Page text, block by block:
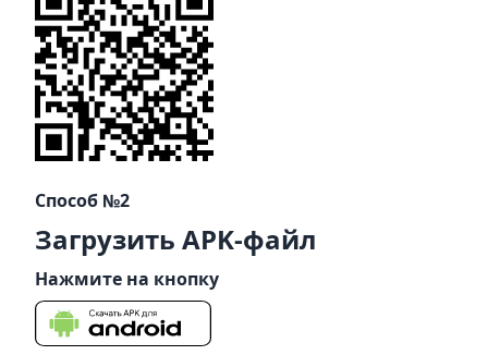
Способ №2
Загрузить APK-файл
Нажмите на кнопку